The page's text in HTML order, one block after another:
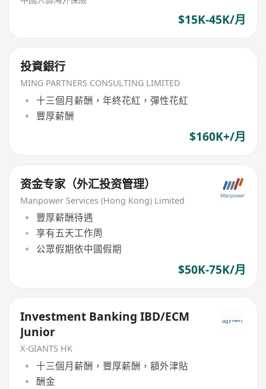
$15K-45K/月
投資銀行
MING PARTNERS CONSULTING LIMITED
十三個月薪酬，年終花紅，彈性花紅
豐厚薪酬
$160K+/月
资金专家（外汇投资管理）
Manpower Services (Hong Kong) Limited
豐厚薪酬待遇
享有五天工作周
公眾假期依中國假期
$50K-75K/月
Investment Banking IBD/ECM
Junior
X-GIANTS HK
十三個月薪酬，豐厚薪酬，額外津貼
酬金